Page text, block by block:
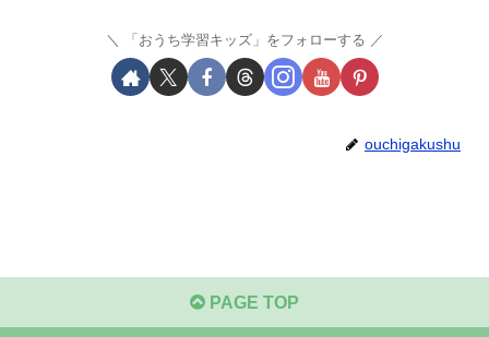
「おうち学習キッズ」をフォローする
ouchigakushu
PAGE TOP